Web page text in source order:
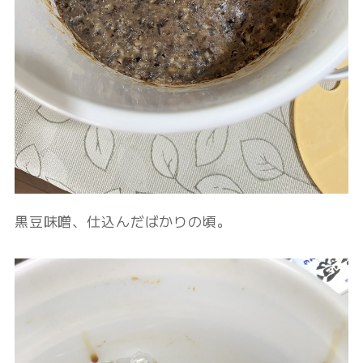
黒豆味噌、仕込んだばかりの頃。